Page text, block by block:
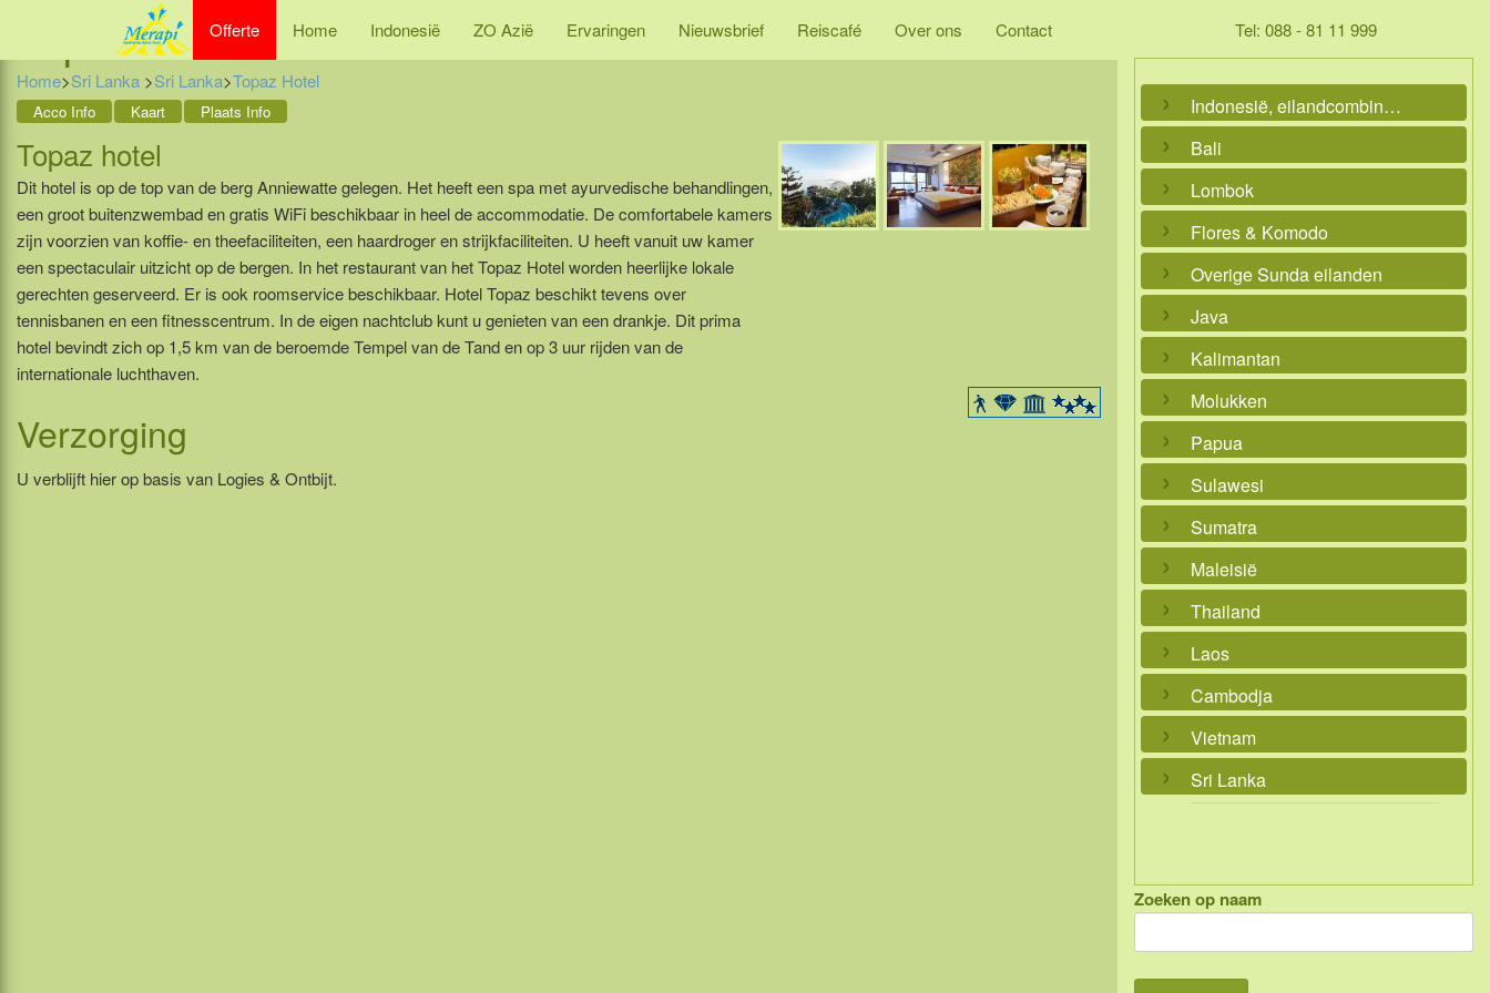
Offerte Home Indonesië ZO Azië Ervaringen Nieuwsbrief Reiscafé Over ons Contact Tel: 088 - 81 11 999
Topaz Hotel - Acco Info
Home>Sri Lanka >Sri Lanka>Topaz Hotel
Acco Info Kaart Plaats Info
Topaz hotel
Dit hotel is op de top van de berg Anniewatte gelegen. Het heeft een spa met ayurvedische behandlingen,
een groot buitenzwembad en gratis WiFi beschikbaar in heel de accommodatie. De comfortabele kamers
zijn voorzien van koffie- en theefaciliteiten, een haardroger en strijkfaciliteiten. U heeft vanuit uw kamer
een spectaculair uitzicht op de bergen. In het restaurant van het Topaz Hotel worden heerlijke lokale
gerechten geserveerd. Er is ook roomservice beschikbaar. Hotel Topaz beschikt tevens over
tennisbanen en een fitnesscentrum. In de eigen nachtclub kunt u genieten van een drankje. Dit prima
hotel bevindt zich op 1,5 km van de beroemde Tempel van de Tand en op 3 uur rijden van de
internationale luchthaven.
Verzorging
U verblijft hier op basis van Logies & Ontbijt.
Indonesië, eilandcombinaties
Bali
Lombok
Flores & Komodo
Overige Sunda eilanden
Java
Kalimantan
Molukken
Papua
Sulawesi
Sumatra
Maleisië
Thailand
Laos
Cambodja
Vietnam
Sri Lanka
Zoeken op naam